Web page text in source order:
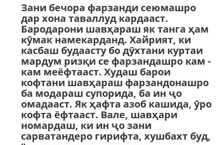
Зани бечора фарзанди сеюмашро
дар хона таваллуд кардааст.
Бародарони шавҳараш як танга ҳам
кӯмак намекарданд. Хайрият, ки
касбаш будаасту бо дӯхтани куртаи
мардум ризқи се фарзандашро кам -
кам меёфтааст. Худаш барои
кофтани шавҳараш фарзандонашро
ба модараш супорида, ба ин ҷо
омадааст. Як ҳафта азоб кашида, ӯро
кофта ёфтааст. Вале, шавҳари
номардаш, ки ин ҷо зани
сарватандеро гирифта, хушбахт буд,